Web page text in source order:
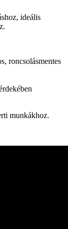
ideális
roncsolásmentes
munkákhoz.